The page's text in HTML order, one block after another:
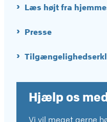
Læs højt fra
Presse
Hjælp os